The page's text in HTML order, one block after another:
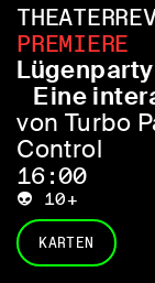
PREMIERE
Lügenparty
Eine
von Turbo
Control
16:00
👽 10+
KARTEN